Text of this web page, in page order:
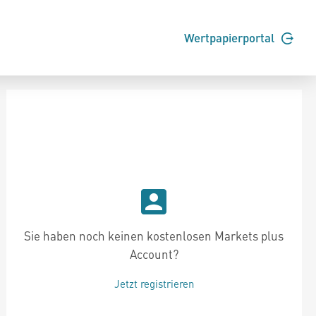
Wertpapierportal
Sie haben noch keinen kostenlosen Markets plus
Account?
Jetzt registrieren